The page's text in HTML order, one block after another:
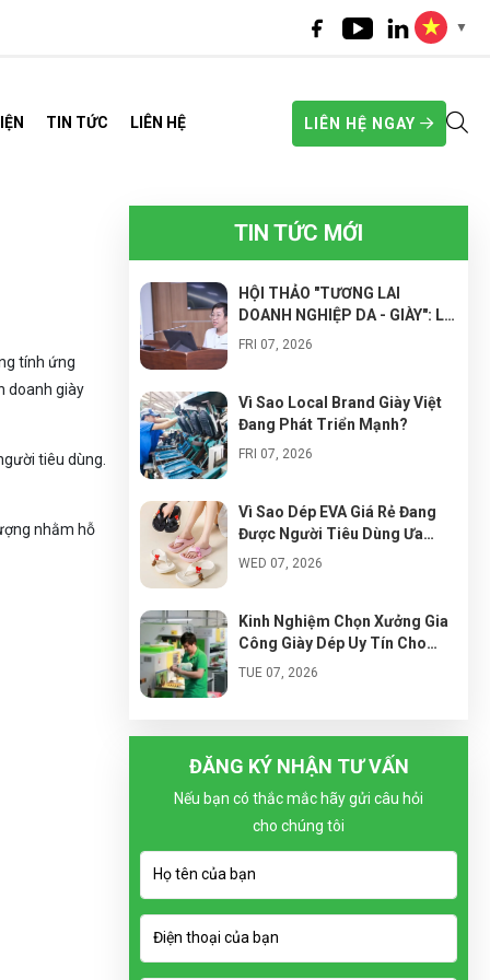
▼
TIN TỨC LIÊN HỆ LIÊN HỆ NGAY
tính ứng
doanh giày
tiêu dùng.
nhằm hỗ
TIN TỨC MỚI
HỘI THẢO "TƯƠNG LAI
DOANH NGHIỆP DA - GIÀY": LỘ
TRÌNH CHUYỂN ĐỔI SANG
TỐI ƯU CHI PHÍ
FRI 07, 2026
Vì Sao Local Brand Giày Việt
Đang Phát Triển Mạnh?
FRI 07, 2026
Vì Sao Dép EVA Giá Rẻ Đang
Được Người Tiêu Dùng Ưa
Chuộng?
WED 07, 2026
Kinh Nghiệm Chọn Xưởng Gia
Công Giày Dép Uy Tín Cho
Người Mới Kinh Doanh
TUE 07, 2026
Cho Người Mới Kinh Doanh
MON 07, 2026
Xu Hướng Thiết Kế Dép Siêu
Lai
Vì Sao Local Brand Giày Việt
ĐĂNG KÝ NHẬN TƯ VẤN
Nếu bạn có thắc mắc hãy gửi câu hỏi
cho chúng tôi